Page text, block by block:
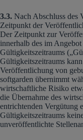
3.3. Nach Abschluss des
Zeitpunkt der
Der Zeitpunkt zur
innerhalb des im
Gültigkeitszeitraums
Gültigkeitszeitraums
Veröffentlichung von
softgarden übernimmt
wirtschaftliche Risiko
die Übernahme des
entrichtenden Vergütung
Gültigkeitszeitraums
unveröffentlichte